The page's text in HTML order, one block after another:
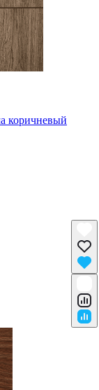
коричневый